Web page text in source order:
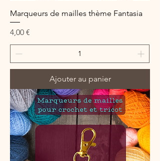
Marqueurs de mailles thème Fantasia
Prix
4,00 €
Ajouter au panier